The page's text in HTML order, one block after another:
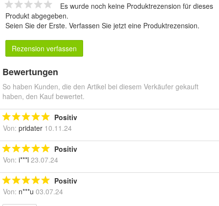
Es wurde noch keine Produktrezension für dieses
Produkt abgegeben.
Seien Sie der Erste. Verfassen Sie jetzt eine Produktrezension.
Rezension verfassen
Bewertungen
So haben Kunden, die den Artikel bei diesem Verkäufer gekauft
haben, den Kauf bewertet.
Positiv
Von: pridater 10.11.24
Positiv
Von: i***l 23.07.24
Positiv
Von: n***u 03.07.24